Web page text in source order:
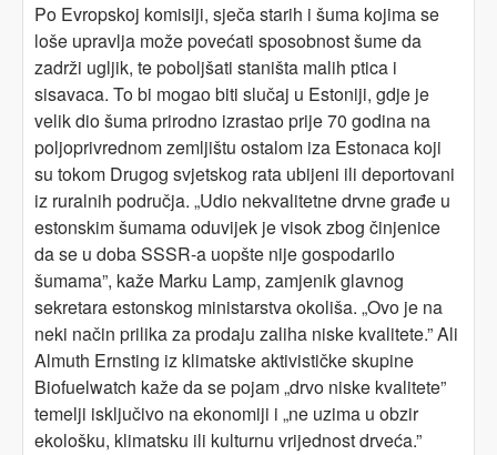
Po Evropskoj komisiji, sječa starih i šuma kojima se
loše upravlja može povećati sposobnost šume da
zadrži ugljik, te poboljšati staništa malih ptica i
sisavaca. To bi mogao biti slučaj u Estoniji, gdje je
velik dio šuma prirodno izrastao prije 70 godina na
poljoprivrednom zemljištu ostalom iza Estonaca koji
su tokom Drugog svjetskog rata ubijeni ili deportovani
iz ruralnih područja. „Udio nekvalitetne drvne građe u
estonskim šumama oduvijek je visok zbog činjenice
da se u doba SSSR-a uopšte nije gospodarilo
šumama”, kaže Marku Lamp, zamjenik glavnog
sekretara estonskog ministarstva okoliša. „Ovo je na
neki način prilika za prodaju zaliha niske kvalitete.” Ali
Almuth Ernsting iz klimatske aktivističke skupine
Biofuelwatch kaže da se pojam „drvo niske kvalitete”
temelji isključivo na ekonomiji i „ne uzima u obzir
ekološku, klimatsku ili kulturnu vrijednost drveća.”